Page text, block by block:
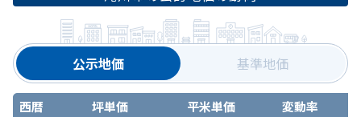
公示地価 基準地価
西暦 坪単価 平米単価
変動率